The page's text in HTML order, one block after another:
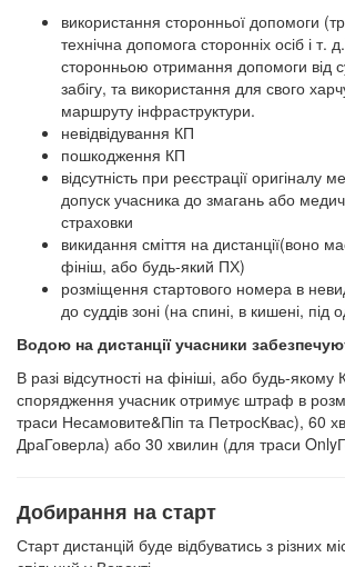
використання сторонньої допомоги
технічна допомога сторонніх осіб і т.
сторонньою отримання допомоги від
забігу, та використання для свого
маршруту інфраструктури.
невідвідування КП
пошкодження КП
відсутність при реєстрації оригіналу
допуск учасника до змагань або
страховки
викидання сміття на дистанції(воно
фініш, або будь-який ПХ)
розміщення стартового номера в
до суддів зоні (на спині, в кишені, під
Водою на дистанції учасники
В разі відсутності на фініші, або будь-
спорядження учасник отримує штраф в
траси Несамовите&Піп та ПетросКвас), 60
ДраГоверла) або 30 хвилин (для траси
Добирання на старт
Старт дистанцій буде відбуватись з різних